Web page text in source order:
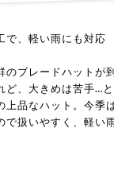
で、軽い雨にも対応
のブレードハットが
ど、大きめは苦手…
上品なハット。今季
扱いやすく、軽い